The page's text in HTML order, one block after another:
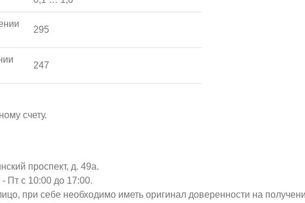
295
247
счету.
проспект, д. 49а.
Пт с 10:00 до 17:00.
при себе необходимо иметь оригинал доверенности на